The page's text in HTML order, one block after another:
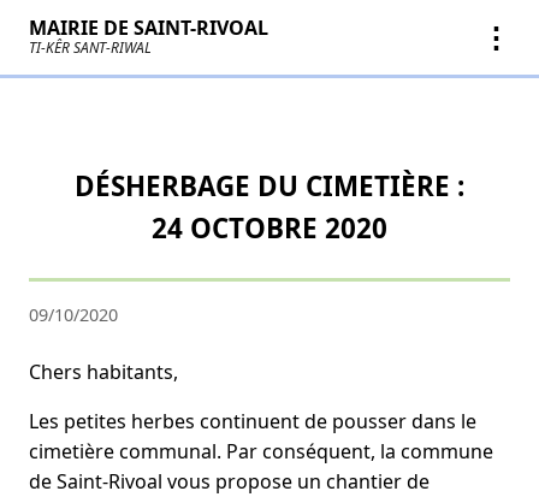
MAIRIE DE SAINT-RIVOAL
TI-KÊR SANT-RIWAL ⋮
DÉSHERBAGE DU CIMETIÈRE :
24 OCTOBRE 2020
09/10/2020
Chers habitants,
Les petites herbes continuent de pousser dans le
cimetière communal. Par conséquent, la commune
de Saint-Rivoal vous propose un chantier de